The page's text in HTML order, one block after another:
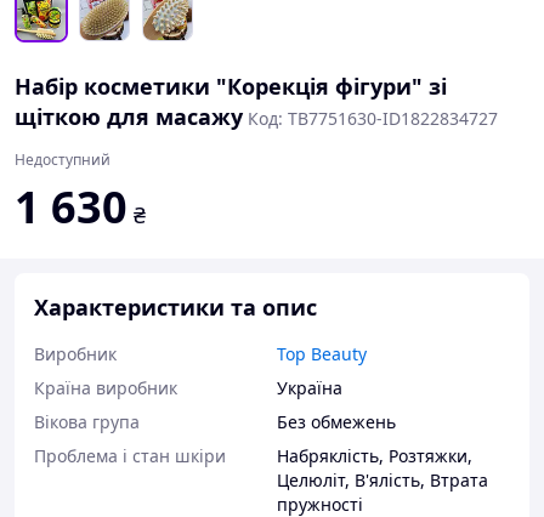
Набір косметики "Корекція фігури" зі
щіткою для масажу Код: TB7751630-ID1822834727
Недоступний
1 630 ₴
Характеристики та опис
Виробник
Top Beauty
Країна виробник
Україна
Вікова група
Без обмежень
Проблема і стан шкіри
Набряклість, Розтяжки,
Целюліт, В'ялість, Втрата
пружності